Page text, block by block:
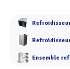
Refroidisseur
Ensemble